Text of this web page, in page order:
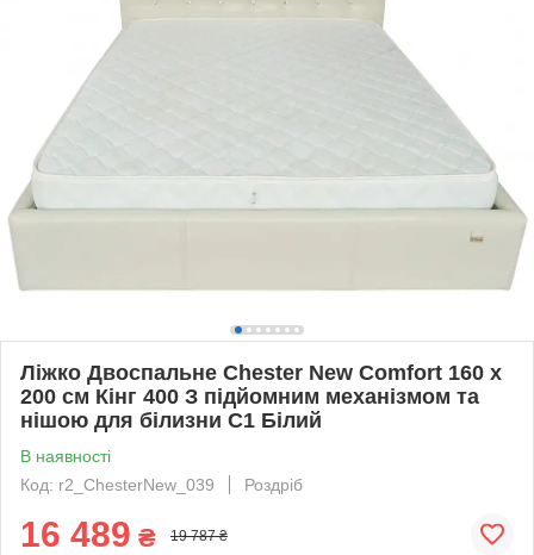
Ліжко Двоспальне Chester New Comfort 160 х
200 см Кінг 400 З підйомним механізмом та
нішою для білизни C1 Білий
В наявності
Код: r2_ChesterNew_039
Роздріб
16 489 ₴ 19 787 ₴